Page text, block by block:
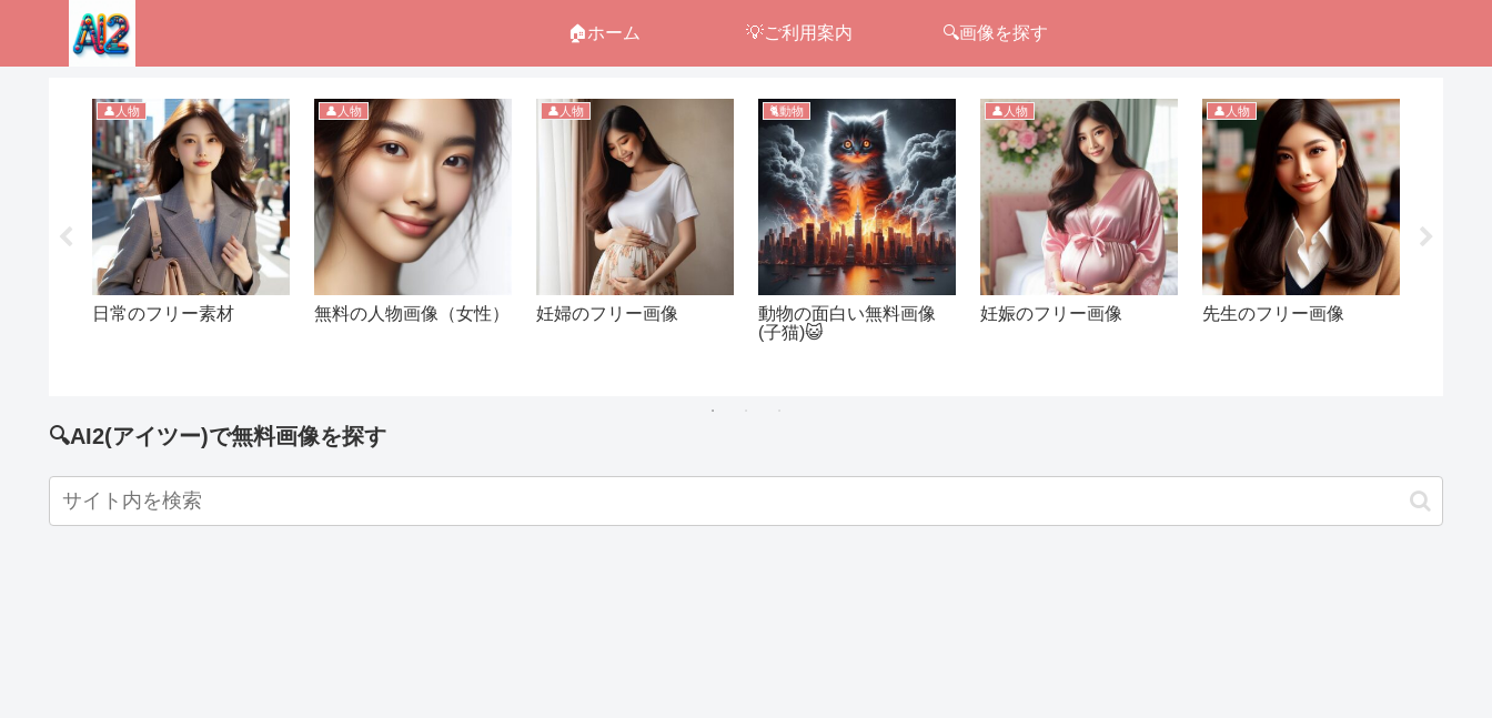
🏠ホーム 💡ご利用案内 🔍画像を探す
👤人物
日常のフリー素材
👤人物
無料の人物画像（女性）
👤人物
妊婦のフリー画像
🐈動物
動物の面白い無料画像
(子猫)😺
👤人物
妊娠のフリー画像
👤人物
先生のフリー画像
🔍AI2(アイツー)で無料画像を探す